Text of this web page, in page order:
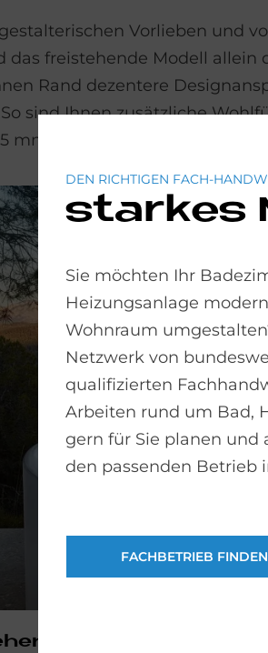
Vorlieben und
das freistehende Modell
Rand dezentere
sind Ihnen zusätzliche
mm (Länge x Breite x Tiefe /
Va­ri­an­te
DEN RICHTIGEN FACH-
starkes
Sie möchten Ihr
Heizungsanlage
Wohnraum
Netzwerk von
qualifizierten
Arbeiten rund um Bad,
gern für Sie planen und
den passenden Betrieb
FACHBETRIEB FINDEN